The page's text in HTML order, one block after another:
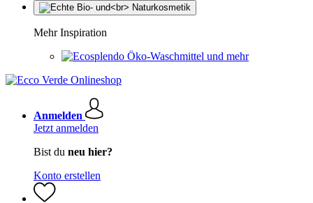
Mehr Inspiration
Öko-Waschmittel und mehr
Anmelden
Jetzt anmelden
Bist du neu hier?
Konto erstellen